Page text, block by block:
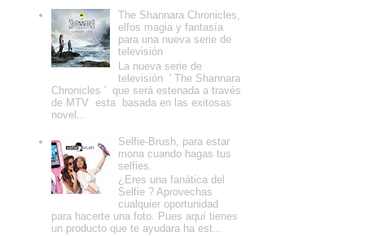
The Shannara Chronicles,
elfos magia y fantasía
para una nueva serie de
televisión
La nueva serie de
televisión ' The Shannara
Chronicles ' que será estenada a través
de MTV esta basada en las exitosas
novel...
Selfie-Brush, para estar
mona cuando hagas tus
selfies.
¿Eres una fanática del
Selfie ? Aprovechas
cualquier oportunidad
para hacerte una foto. Pues aquí tienes
un producto que te ayudara ha est...